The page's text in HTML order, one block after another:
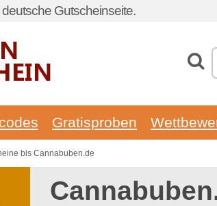
Gutscheinseite.
Gratisproben
bis Cannabuben.de